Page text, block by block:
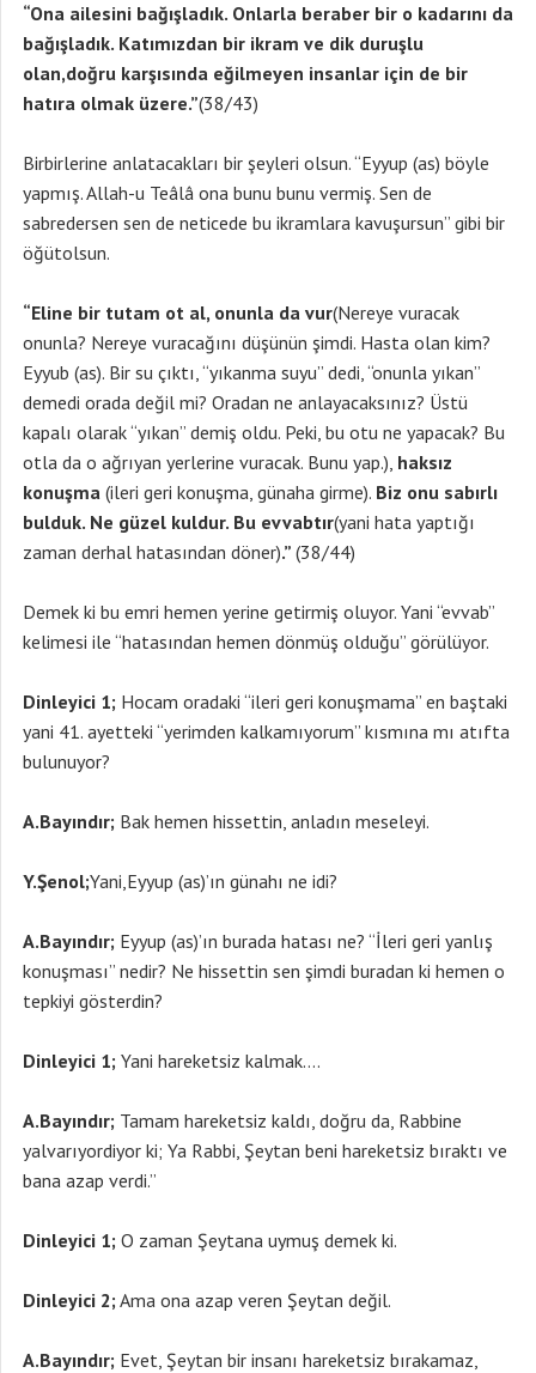
“Ona ailesini bağışladık. Onlarla beraber bir o kadarını da
bağışladık. Katımızdan bir ikram ve dik duruşlu
olan,doğru karşısında eğilmeyen insanlar için de bir
hatıra olmak üzere.”(38/43)
Birbirlerine anlatacakları bir şeyleri olsun. “Eyyup (as) böyle
yapmış. Allah-u Teâlâ ona bunu bunu vermiş. Sen de
sabredersen sen de neticede bu ikramlara kavuşursun” gibi bir
öğütolsun.
“Eline bir tutam ot al, onunla da vur(Nereye vuracak
onunla? Nereye vuracağını düşünün şimdi. Hasta olan kim?
Eyyub (as). Bir su çıktı, “yıkanma suyu” dedi, “onunla yıkan”
demedi orada değil mi? Oradan ne anlayacaksınız? Üstü
kapalı olarak “yıkan” demiş oldu. Peki, bu otu ne yapacak? Bu
otla da o ağrıyan yerlerine vuracak. Bunu yap.), haksız
konuşma (ileri geri konuşma, günaha girme). Biz onu sabırlı
bulduk. Ne güzel kuldur. Bu evvabtır(yani hata yaptığı
zaman derhal hatasından döner).” (38/44)
Demek ki bu emri hemen yerine getirmiş oluyor. Yani “evvab”
kelimesi ile “hatasından hemen dönmüş olduğu” görülüyor.
Dinleyici 1; Hocam oradaki “ileri geri konuşmama” en baştaki
yani 41. ayetteki “yerimden kalkamıyorum” kısmına mı atıfta
bulunuyor?
A.Bayındır; Bak hemen hissettin, anladın meseleyi.
Y.Şenol;Yani,Eyyup (as)’ın günahı ne idi?
A.Bayındır; Eyyup (as)’ın burada hatası ne? “İleri geri yanlış
konuşması” nedir? Ne hissettin sen şimdi buradan ki hemen o
tepkiyi gösterdin?
Dinleyici 1; Yani hareketsiz kalmak….
A.Bayındır; Tamam hareketsiz kaldı, doğru da, Rabbine
yalvarıyordiyor ki; Ya Rabbi, Şeytan beni hareketsiz bıraktı ve
bana azap verdi.”
Dinleyici 1; O zaman Şeytana uymuş demek ki.
Dinleyici 2; Ama ona azap veren Şeytan değil.
A.Bayındır; Evet, Şeytan bir insanı hareketsiz bırakamaz,